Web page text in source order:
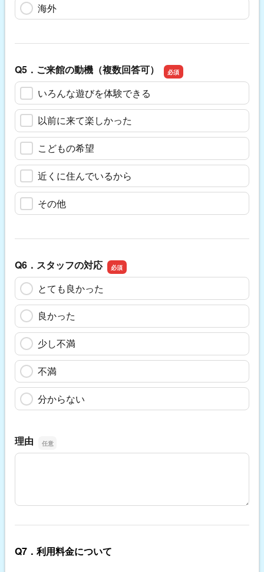
海外
Q5．ご来館の動機（複数回答可）
いろんな遊びを体験できる
以前に来て楽しかった
こどもの希望
近くに住んでいるから
その他
Q6．スタッフの対応
とても良かった
良かった
少し不満
不満
分からない
理由
理由
Q7．利用料金について